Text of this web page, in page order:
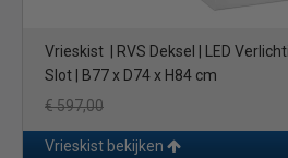
Vrieskist | RVS Deksel | LED
Slot | B77 x D74 x H84 cm
€ 597,00
Vrieskist bekijken